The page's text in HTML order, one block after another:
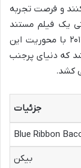
و فرصت تجربه
یک فیلم مستند
کمدی با عنوان State of Bacon نیز در سال ۲۰۱۳ با محوریت این
که دنیای پرجنب
کشد.
جزئیات
Blue Ribbon
بیکن